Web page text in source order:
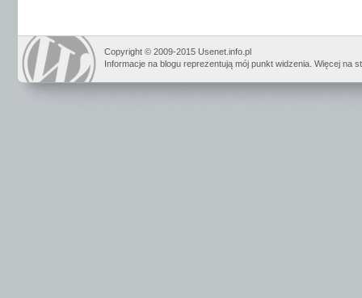
Copyright © 2009-2015 Usenet.info.pl
Informacje na blogu reprezentują mój punkt widzenia. Więcej na